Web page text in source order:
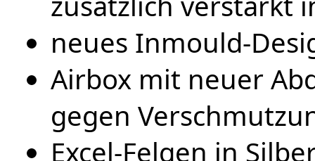
neues Inmould-
Airbox mit neuer
gegen
Excel-Felgen in